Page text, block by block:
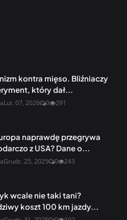
kontra mięso. Bliźniaczy
który dał...
Lut. 07, 2026 0 291
naprawdę przegrywa
z USA? Dane o...
Grudz. 25, 2025 0 243
wcale nie taki tani?
koszt 100 km jazdy...